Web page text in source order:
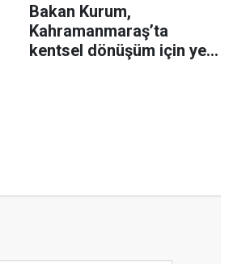
Bakan Kurum,
Kahramanmaraş’ta
kentsel dönüşüm için yeni